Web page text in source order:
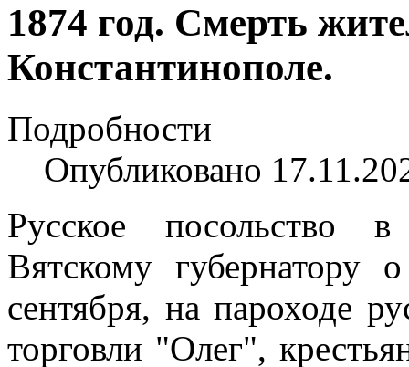
1874 год. Смерть
Константинополе.
Подробности
Опубликовано
Русское посольство
Вятскому
сентября, на пароходе
торговли "Олег",